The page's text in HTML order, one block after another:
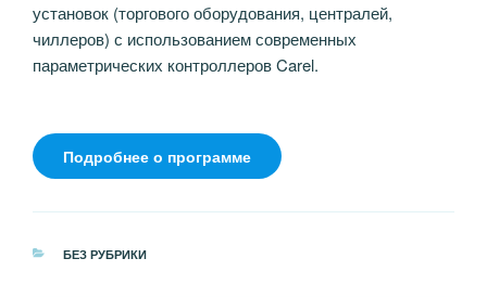
установок (торгового оборудования, централей,
чиллеров) с использованием современных
параметрических контроллеров Carel.
Подробнее о программе
РУБРИКИ
БЕЗ РУБРИКИ